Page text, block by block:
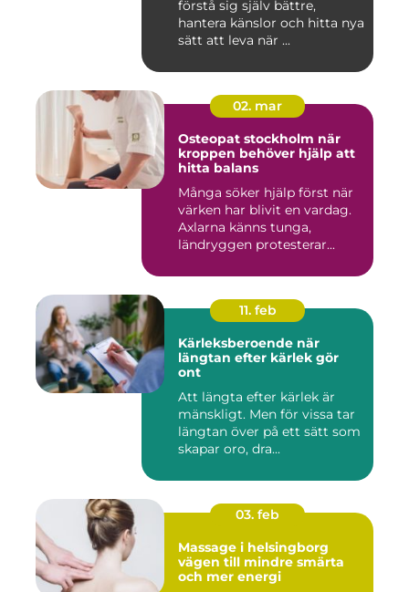
förstå sig själv bättre,
hantera känslor och hitta nya
sätt att leva när ...
02. mar
Osteopat stockholm när
kroppen behöver hjälp att
hitta balans
Många söker hjälp först när
värken har blivit en vardag.
Axlarna känns tunga,
ländryggen protesterar...
11. feb
Kärleksberoende när
längtan efter kärlek gör
ont
Att längta efter kärlek är
mänskligt. Men för vissa tar
längtan över på ett sätt som
skapar oro, dra...
03. feb
Massage i helsingborg
vägen till mindre smärta
och mer energi